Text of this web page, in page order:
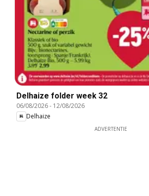
Delhaize folder week 32
06/08/2026- 12/08/2026
Delhaize
ADVERTENTIE